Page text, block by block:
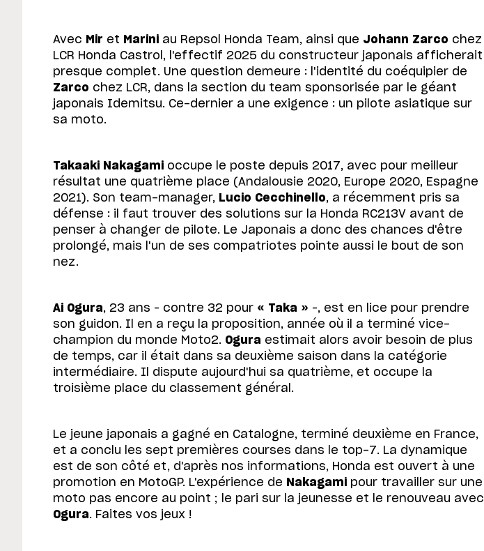
Avec Mir et Marini au Repsol Honda Team, ainsi que Johann Zarco chez
LCR Honda Castrol, l'effectif 2025 du constructeur japonais afficherait
presque complet. Une question demeure : l'identité du coéquipier de
Zarco chez LCR, dans la section du team sponsorisée par le géant
japonais Idemitsu. Ce-dernier a une exigence : un pilote asiatique sur
sa moto.
Takaaki Nakagami occupe le poste depuis 2017, avec pour meilleur
résultat une quatrième place (Andalousie 2020, Europe 2020, Espagne
2021). Son team-manager, Lucio Cecchinello, a récemment pris sa
défense : il faut trouver des solutions sur la Honda RC213V avant de
penser à changer de pilote. Le Japonais a donc des chances d'être
prolongé, mais l'un de ses compatriotes pointe aussi le bout de son
nez.
Ai Ogura, 23 ans – contre 32 pour « Taka » –, est en lice pour prendre
son guidon. Il en a reçu la proposition, année où il a terminé vice-
champion du monde Moto2. Ogura estimait alors avoir besoin de plus
de temps, car il était dans sa deuxième saison dans la catégorie
intermédiaire. Il dispute aujourd'hui sa quatrième, et occupe la
troisième place du classement général.
Le jeune japonais a gagné en Catalogne, terminé deuxième en France,
et a conclu les sept premières courses dans le top-7. La dynamique
est de son côté et, d'après nos informations, Honda est ouvert à une
promotion en MotoGP. L'expérience de Nakagami pour travailler sur une
moto pas encore au point ; le pari sur la jeunesse et le renouveau avec
Ogura. Faites vos jeux !